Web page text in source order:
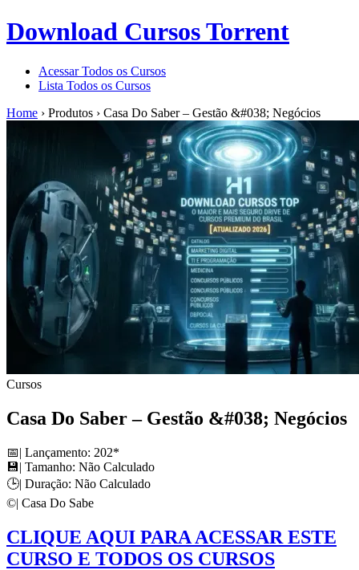
Download Cursos Torrent
Acessar Todos os Cursos
Lista Todos os Cursos
Home › Produtos › Casa Do Saber – Gestão &#038; Negócios
Cursos
Casa Do Saber – Gestão &#038; Negócios
📅| Lançamento: 202*
💾| Tamanho: Não Calculado
🕒| Duração: Não Calculado
©️| Casa Do Sabe
CLIQUE AQUI PARA ACESSAR ESTE
CURSO E TODOS OS CURSOS